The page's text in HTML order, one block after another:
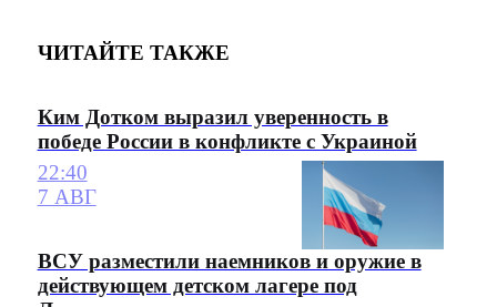
ЧИТАЙТЕ ТАКЖЕ
Ким Дотком выразил уверенность в
победе России в конфликте с Украиной
22:40
7 АВГ
ВСУ разместили наемников и оружие в
действующем детском лагере под